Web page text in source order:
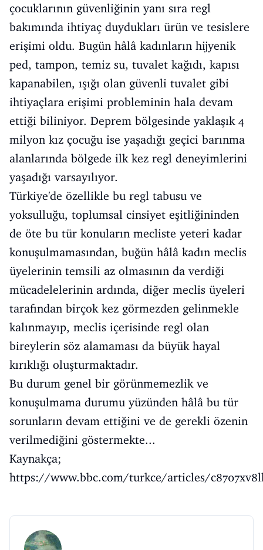
çocuklarının güvenliğinin yanı sıra regl
bakımında ihtiyaç duydukları ürün ve tesislere
erişimi oldu. Bugün hâlâ kadınların hijyenik
ped, tampon, temiz su, tuvalet kağıdı, kapısı
kapanabilen, ışığı olan güvenli tuvalet gibi
ihtiyaçlara erişimi probleminin hala devam
ettiği biliniyor. Deprem bölgesinde yaklaşık 4
milyon kız çocuğu ise yaşadığı geçici barınma
alanlarında bölgede ilk kez regl deneyimlerini
yaşadığı varsayılıyor.
Türkiye'de özellikle bu regl tabusu ve
yoksulluğu, toplumsal cinsiyet eşitliğininden
de öte bu tür konuların mecliste yeteri kadar
konuşulmamasından, buğün hâlâ kadın meclis
üyelerinin temsili az olmasının da verdiği
mücadelelerinin ardında, diğer meclis üyeleri
tarafından birçok kez görmezden gelinmekle
kalınmayıp, meclis içerisinde regl olan
bireylerin söz alamaması da büyük hayal
kırıklığı oluşturmaktadır.
Bu durum genel bir görünmemezlik ve
konuşulmama durumu yüzünden hâlâ bu tür
sorunların devam ettiğini ve de gerekli özenin
verilmediğini göstermekte...
Kaynakça;
https://www.bbc.com/turkce/articles/